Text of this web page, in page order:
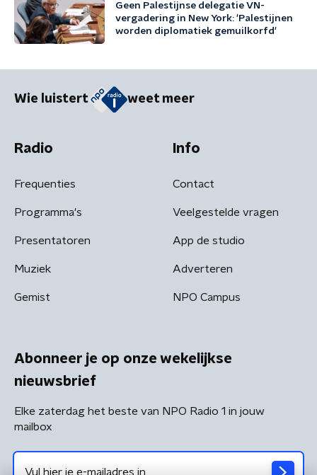
Geen Palestijnse delegatie VN-
vergadering in New York: 'Palestijnen
worden diplomatiek gemuilkorfd'
Wie luistert weet meer
Radio
Frequenties
Programma's
Presentatoren
Muziek
Gemist
Info
Contact
Veelgestelde vragen
App de studio
Adverteren
NPO Campus
Abonneer je op onze wekelijkse
nieuwsbrief
Elke zaterdag het beste van NPO Radio 1 in jouw
mailbox